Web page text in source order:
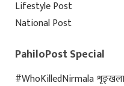
Lifestyle Post
National Post
PahiloPost Special
#WhoKilledNirmala शृङ्खला